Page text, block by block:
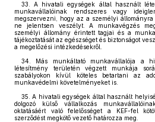
33. A hivatali egységek által használt
munkavállalóinak rendszeres vagy
megszervezni, hogy az a személyi állományra
ne jelentsen veszélyt. A munkavégzés
személyi állomány érintett tagjai és a
tájékoztatását az egészséget és biztonságot
a megelőzési intézkedésekről.
34. Más munkáltató munkavállalója a
létesítmény területén végzett munkája
szabályokon kívül köteles betartani az
munkavédelmi követelményeket is.
35. A hivatali egységek által használt
dolgozó külső vállalkozás
oktatásáért való felelősséget a KEF-fel
szerződést megkötő vezető határozza meg.